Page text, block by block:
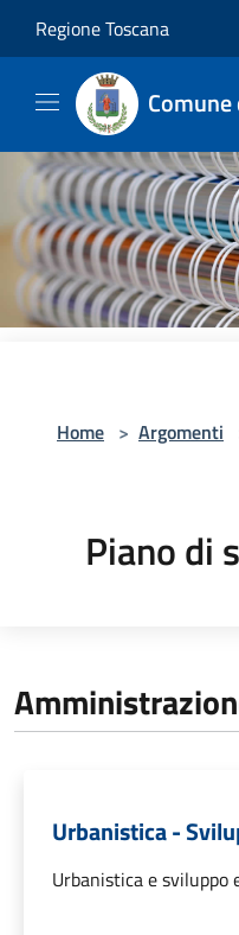
Regione Toscana
Home > Argomenti
Piano di
Urbanistica -
Urbanistica e sviluppo